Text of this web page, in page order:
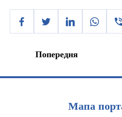
Попередня
Мапа